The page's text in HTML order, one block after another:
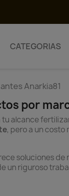
CATEGORIAS
Anarkia81
por
tu alcance
, pero a un
soluciones de
un riguroso